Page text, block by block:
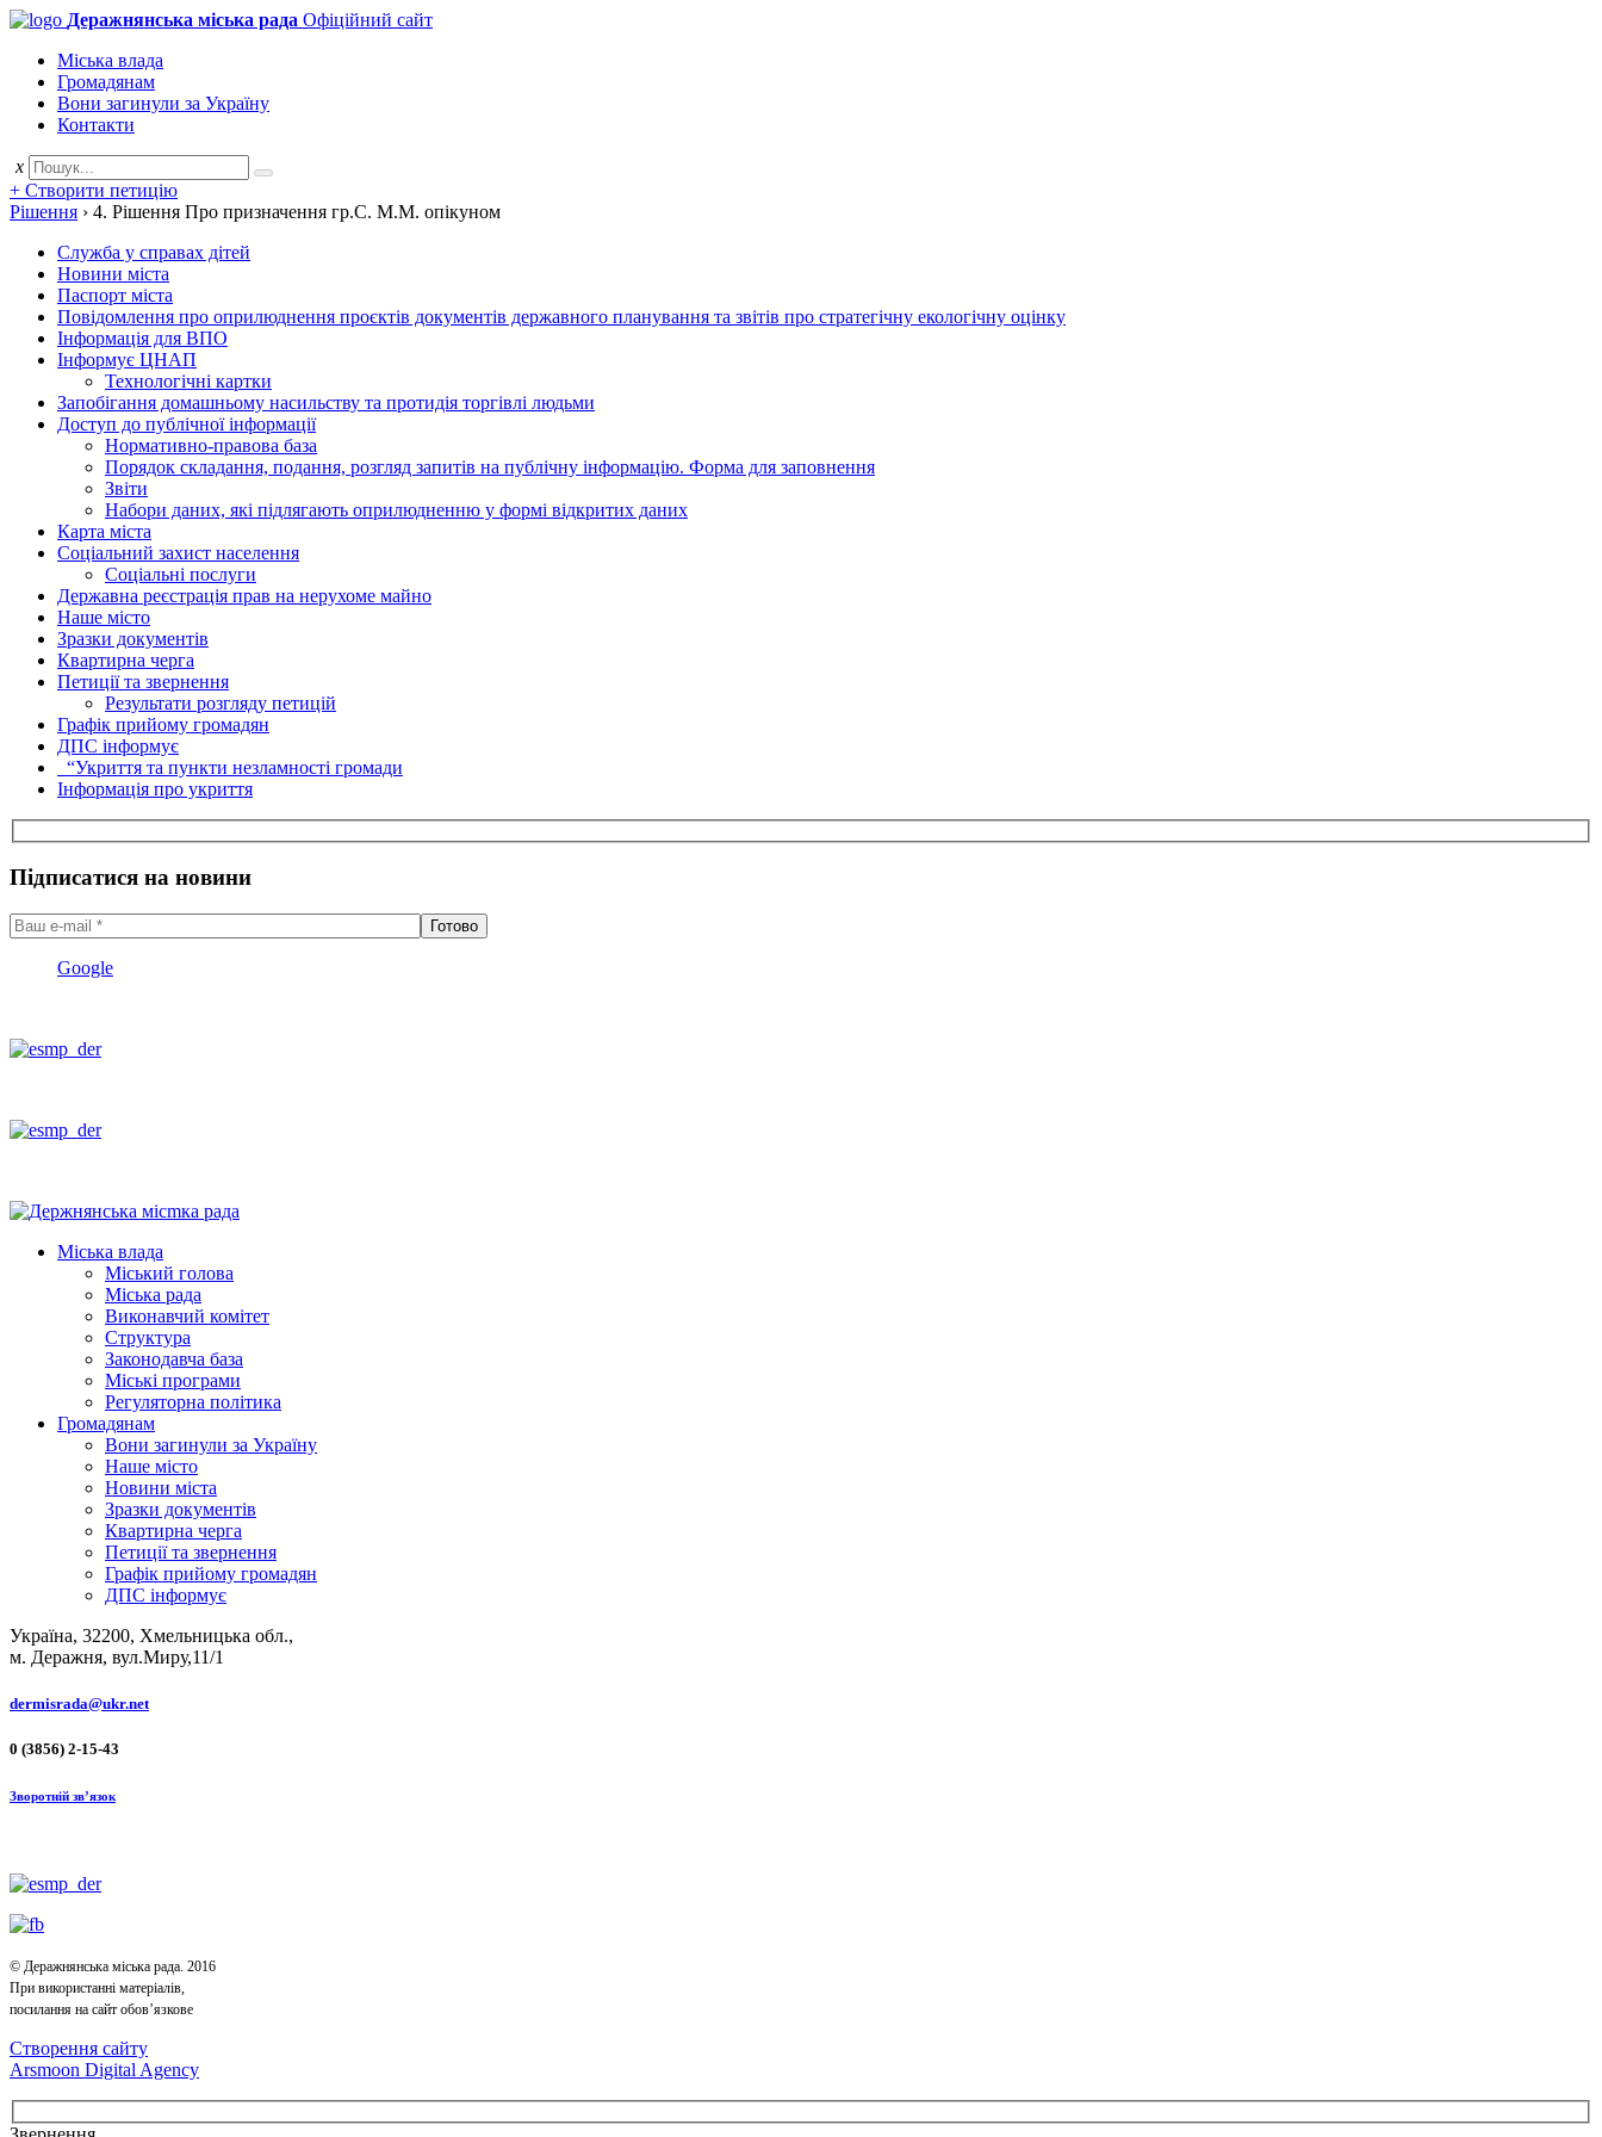
Деражнянська міська рада Офіційний сайт
Міська влада
Громадянам
Вони загинули за Україну
Контакти
x
+ Створити петицію
Рішення › 4. Рішення Про призначення гр.С. М.М. опікуном
Служба у справах дітей
Новини міста
Паспорт міста
Повідомлення про оприлюднення проєктів документів державного планування та звітів про стратегічну екологічну оцінку
Інформація для ВПО
Інформує ЦНАП
Технологічні картки
Запобігання домашньому насильству та протидія торгівлі людьми
Доступ до публічної інформації
Нормативно-правова база
Порядок складання, подання, розгляд запитів на публічну інформацію. Форма для заповнення
Звіти
Набори даних, які підлягають оприлюдненню у формі відкритих даних
Карта міста
Соціальний захист населення
Соціальні послуги
Державна реєстрація прав на нерухоме майно
Наше місто
Зразки документів
Квартирна черга
Петиції та звернення
Результати розгляду петицій
Графік прийому громадян
ДПС інформує
“Укриття та пункти незламності громади
Інформація про укриття
Підписатися на новини
Google
Міська влада
Міський голова
Міська рада
Виконавчий комітет
Структура
Законодавча база
Міські програми
Регуляторна політика
Громадянам
Вони загинули за Україну
Наше місто
Новини міста
Зразки документів
Квартирна черга
Петиції та звернення
Графік прийому громадян
ДПС інформує
Україна, 32200, Хмельницька обл.,
м. Деражня, вул.Миру,11/1
dermisrada@ukr.net
0 (3856) 2-15-43
Зворотній зв’язок
© Деражнянська міська рада. 2016
При використанні матеріалів,
посилання на сайт обов’язкове
Створення сайту
Arsmoon Digital Agency